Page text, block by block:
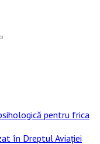
pentru frica
în Dreptul Aviației